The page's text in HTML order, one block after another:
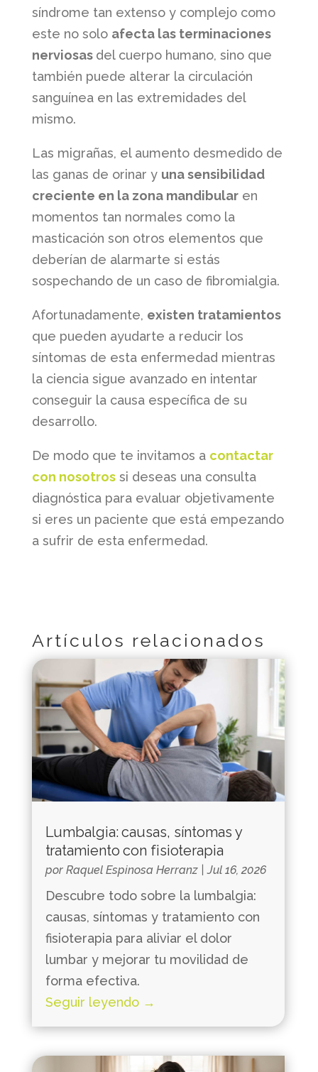
síndrome tan extenso y complejo como
este no solo afecta las terminaciones
nerviosas del cuerpo humano, sino que
también puede alterar la circulación
sanguínea en las extremidades del
mismo.
Las migrañas, el aumento desmedido de
las ganas de orinar y una sensibilidad
creciente en la zona mandibularen
momentos tan normales como la
masticación son otros elementos que
deberían de alarmarte si estás
sospechando de un caso de fibromialgia.
Afortunadamente, existen tratamientos
que pueden ayudarte a reducir los
síntomas de esta enfermedad mientras
la ciencia sigue avanzado en intentar
conseguir la causa específica de su
desarrollo.
De modo que te invitamos a contactar
con nosotros si deseas una consulta
diagnóstica para evaluar objetivamente
si eres un paciente que está empezando
a sufrir de esta enfermedad.
Artículos relacionados
Lumbalgia: causas, síntomas y
tratamiento con fisioterapia
por Raquel Espinosa Herranz|Jul 16, 2026
Descubre todo sobre la lumbalgia:
causas, síntomas y tratamiento con
fisioterapia para aliviar el dolor
lumbar y mejorar tu movilidad de
forma efectiva.
Seguir leyendo →